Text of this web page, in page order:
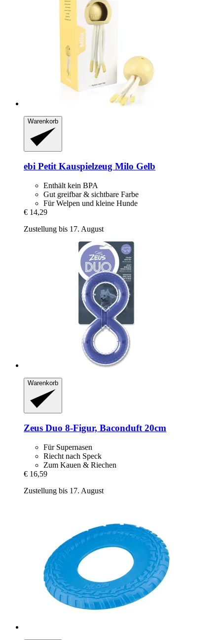
Warenkorb
ebi Petit Kauspielzeug Milo Gelb
Enthält kein BPA
Gut greifbar & sichtbare Farbe
Für Welpen und kleine Hunde
€ 14,29
Zustellung bis 17. August
Warenkorb
Zeus Duo 8-​Figur, Baconduft 20cm
Für Supernasen
Riecht nach Speck
Zum Kauen & Riechen
€ 16,59
Zustellung bis 17. August